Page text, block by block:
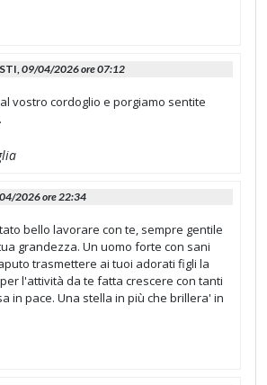
09/04/2026 ore 07:12
vostro cordoglio e porgiamo sentite
2026 ore 22:34
bello lavorare con te, sempre gentile
grandezza. Un uomo forte con sani
trasmettere ai tuoi adorati figli la
l'attività da te fatta crescere con tanti
in pace. Una stella in più che brillera' in